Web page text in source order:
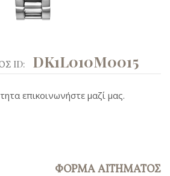
ID: DK1L010M0015
επικοινωνήστε μαζί μας.
ΦΟΡΜΑ ΑΙΤΗΜΑΤΟΣ